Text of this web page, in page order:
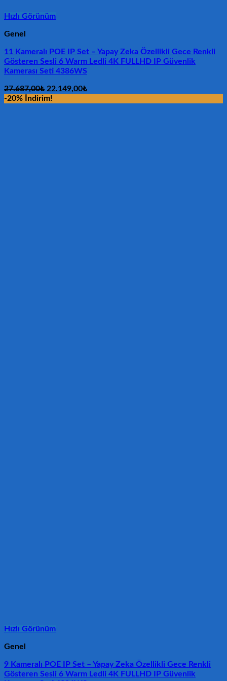
Hızlı Görünüm
Genel
11 Kameralı POE IP Set – Yapay Zeka Özellikli Gece Renkli
Gösteren Sesli 6 Warm Ledli 4K FULLHD IP Güvenlik
Kamerası Seti 4386WS
27.687,00₺ Orijinal
fiyat:
22.149,00₺Şu
-20% İndirim!
Hızlı Görünüm
Genel
9 Kameralı POE IP Set – Yapay Zeka Özellikli Gece Renkli
Gösteren Sesli 6 Warm Ledli 4K FULLHD IP Güvenlik